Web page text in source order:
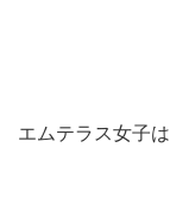
エムテラス女子は